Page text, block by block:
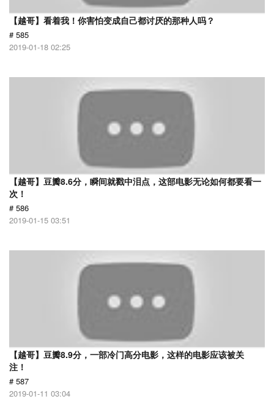
【越哥】看着我！你害怕变成自己都讨厌的那种人吗？
# 585
2019-01-18 02:25
【越哥】豆瓣8.6分，瞬间就戳中泪点，这部电影无论如何都要看一
次！
# 586
2019-01-15 03:51
【越哥】豆瓣8.9分，一部冷门高分电影，这样的电影应该被关
注！
# 587
2019-01-11 03:04